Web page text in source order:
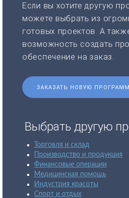
Если вы хотите другую
можете выбрать из
готовых проектов. А
возможность создать
обеспечение на заказ.
ЗАКАЗАТЬ НОВУЮ
Выбрать другую
Торговля и склад
Производство и продукция
Финансовые операции
Медицинская помощь
Индустрия красоты
Спорт и отдых